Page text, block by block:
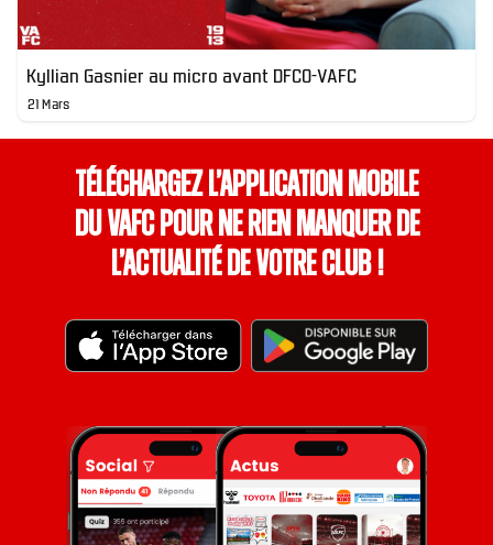
Kyllian Gasnier au micro avant DFCO-VAFC
21 Mars
Téléchargez l’application mobile
du VAFC pour ne rien manquer de
l’actualité de votre club !